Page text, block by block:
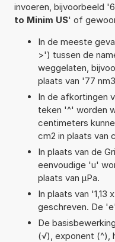
invoeren, bijvoorbeeld
to Minim US' of
In de meeste
>') tussen de
weggelaten,
plaats van '77
In de afkortingen
teken '^' worden
centimeters
cm2 in plaats van
In plaats van de
eenvoudige 'u'
plaats van µPa.
In plaats van '1,13
geschreven. De
De
(√), exponent (^),